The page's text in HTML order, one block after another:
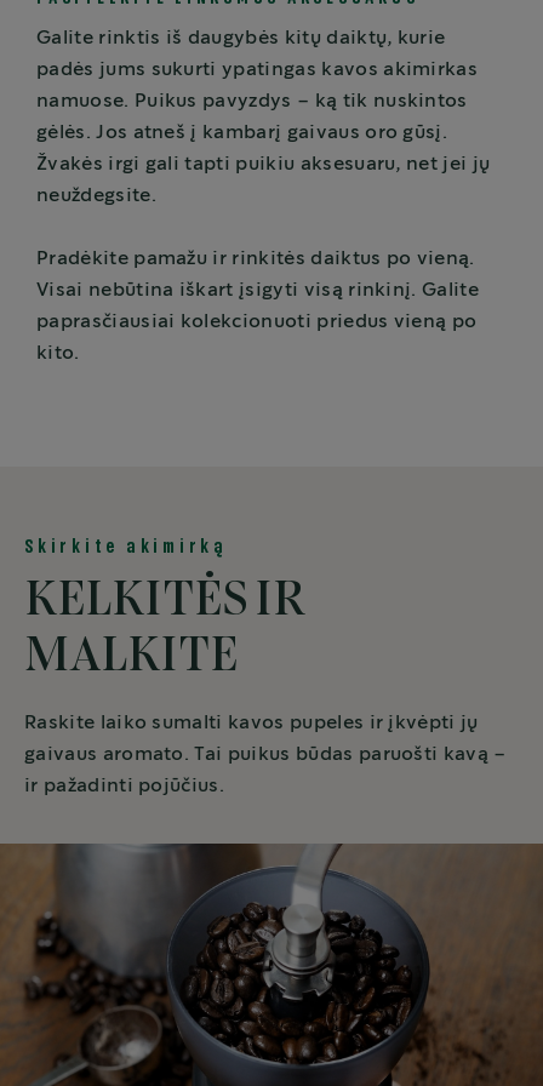
Galite rinktis iš daugybės kitų daiktų, kurie
padės jums sukurti ypatingas kavos akimirkas
namuose. Puikus pavyzdys – ką tik nuskintos
gėlės. Jos atneš į kambarį gaivaus oro gūsį.
Žvakės irgi gali tapti puikiu aksesuaru, net jei jų
neuždegsite.
Pradėkite pamažu ir rinkitės daiktus po vieną.
Visai nebūtina iškart įsigyti visą rinkinį. Galite
paprasčiausiai kolekcionuoti priedus vieną po
kito.
Skirkite akimirką
KELKITĖS IR
MALKITE
Raskite laiko sumalti kavos pupeles ir įkvėpti jų
gaivaus aromato. Tai puikus būdas paruošti kavą –
ir pažadinti pojūčius.